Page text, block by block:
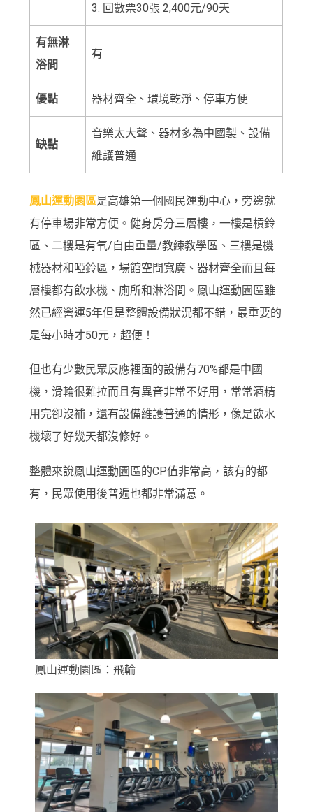
3. 回數票30張 2,400元/90天
有無淋
浴間
有
優點 器材齊全、環境乾淨、停車方便
缺點
音樂太大聲、器材多為中國製、設備
維護普通
鳳山運動園區是高雄第一個國民運動中心，旁邊就
有停車場非常方便。健身房分三層樓，一樓是槓鈴
區、二樓是有氧/自由重量/教練教學區、三樓是機
械器材和啞鈴區，場館空間寬廣、器材齊全而且每
層樓都有飲水機、廁所和淋浴間。鳳山運動園區雖
然已經營運5年但是整體設備狀況都不錯，最重要的
是每小時才50元，超便！
但也有少數民眾反應裡面的設備有70%都是中國
機，滑輪很難拉而且有異音非常不好用，常常酒精
用完卻沒補，還有設備維護普通的情形，像是飲水
機壞了好幾天都沒修好。
整體來說鳳山運動園區的CP值非常高，該有的都
有，民眾使用後普遍也都非常滿意。
鳳山運動園區：飛輪